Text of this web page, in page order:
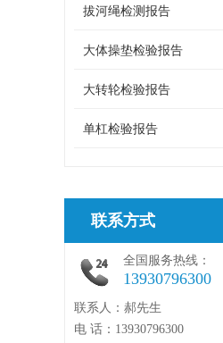
拔河绳检测报告
大体操垫检验报告
大转轮检验报告
单杠检验报告
联系方式
全国服务热线：
13930796300
联系人：郝先生
电 话：13930796300